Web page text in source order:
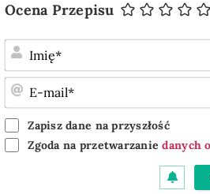
Ocena Przepisu
Zapisz dane na przyszłość
Zgoda na przetwarzaniedanych